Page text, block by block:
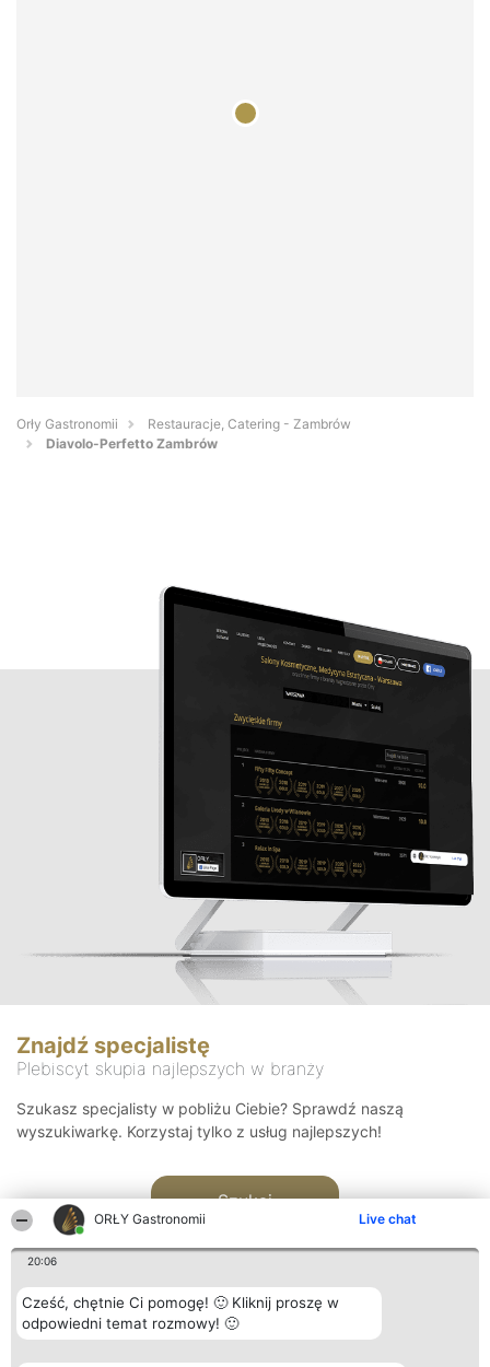
ORŁY Gastronomii Live chat
20:06
Cześć, chętnie Ci pomogę! 🙂 Kliknij proszę w
odpowiedni temat rozmowy! 🙂
Orły Gastronomii
Restauracje, Catering - Zambrów
Diavolo-Perfetto Zambrów
Znajdź specjalistę
Plebiscyt skupia najlepszych w branży
Szukasz specjalisty w pobliżu Ciebie? Sprawdź naszą
wyszukiwarkę. Korzystaj tylko z usług najlepszych!
Szukaj
Organizator plebiscytu Plebiscyt Kontakt